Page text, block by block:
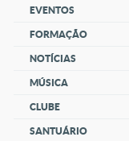
EVENTOS
FORMAÇÃO
NOTÍCIAS
MÚSICA
CLUBE
SANTUÁRIO